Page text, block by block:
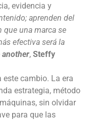
evidencia y
aprenden del
que una marca se
efectiva será la
another, Steffy
cambio. La era
estrategia, método
sin olvidar
para que las